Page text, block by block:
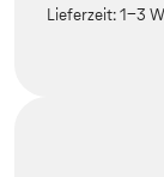
Lieferzeit:1-3